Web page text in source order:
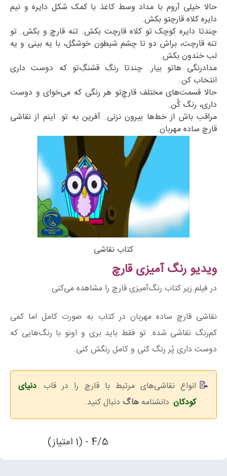
حالا خیلی آروم با مداد وسط کاغذ با کمک شکل دایره و نیم
دایره کلاه قارچتو بکش.
چندتا دایره کوچک تو کلاه قارچت بکش. تنه قارچ و بکش. تو
تنه قارچت، براش دو تا چشم شیطون خوشگل، با یه بینی و یه
لب خندون بکش.
مدادرنگی هاتو بیار. چندتا رنگ قشنگ‌ِتو که دوست داری
انتخاب کن.
حالا قسمت‌های مختلف قارچ‌ِتو هر رنگی که می‌خوای و دوست
داری، رنگ کُن.
مراقب باش از خط‌ها بیرون نزنی. آفرین به تو. اینم از نقاشی
قارچ ساده مهربان.
کتاب نقاشی
ویدیو رنگ آمیزی قارچ
در فیلم زیر کتاب رنگ‌آمیزی قارچ را مشاهده می‌کنی.
نقاشی قارچ ساده مهربان در کتاب به صورت کامل اما کمی
کم‌رنگ نقاشی شده. تو فقط باید بری و اونو با رنگ‌هایی که
دوست داری پُر رنگ کنی و کامل رنگش کنی.
انواع نقاشی‌های مرتبط با قارچ را در قاب دنیای
کودکان دانشنامه هاگ دنبال کنید.
4/5 - (1 امتیاز)